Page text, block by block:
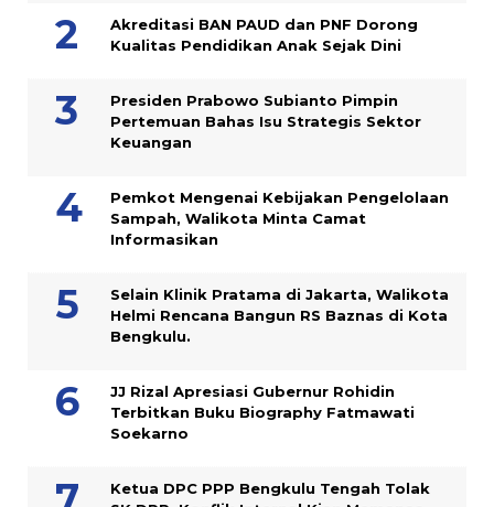
Akreditasi BAN PAUD dan PNF Dorong
Kualitas Pendidikan Anak Sejak Dini
Presiden Prabowo Subianto Pimpin
Pertemuan Bahas Isu Strategis Sektor
Keuangan
Pemkot Mengenai Kebijakan Pengelolaan
Sampah, Walikota Minta Camat
Informasikan
Selain Klinik Pratama di Jakarta, Walikota
Helmi Rencana Bangun RS Baznas di Kota
Bengkulu.
JJ Rizal Apresiasi Gubernur Rohidin
Terbitkan Buku Biography Fatmawati
Soekarno
Ketua DPC PPP Bengkulu Tengah Tolak